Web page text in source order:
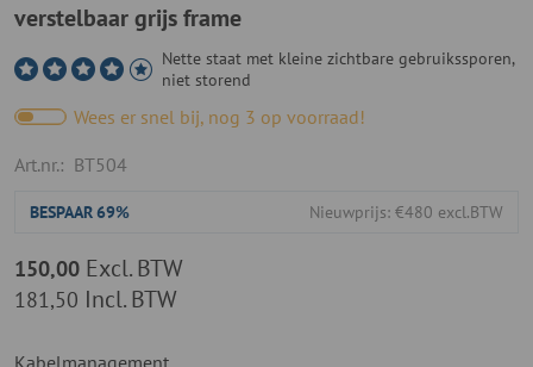
verstelbaar grijs frame
Nette staat met kleine zichtbare gebruikssporen,
niet storend
Wees er snel bij, nog 3 op voorraad!
Art.nr.: BT504
BESPAAR69% Nieuwprijs: €480 excl.BTW
181,50 Incl. BTW
150,00 Excl. BTW
Kabelmanagement